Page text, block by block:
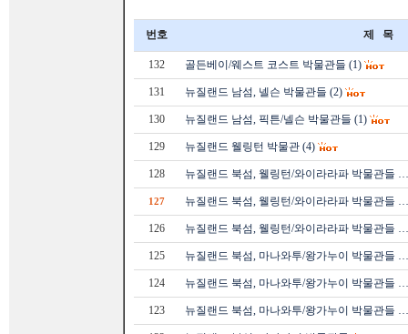
번호 제 목
132 골든베이/웨스트 코스트 박물관들 (1)
131 뉴질랜드 남섬, 넬슨 박물관들 (2)
130 뉴질랜드 남섬, 픽튼/넬슨 박물관들 (1)
129 뉴질랜드 웰링턴 박물관 (4)
128 뉴질랜드 북섬, 웰링턴/와이라라파 박물관들 …
127 뉴질랜드 북섬, 웰링턴/와이라라파 박물관들 …
126 뉴질랜드 북섬, 웰링턴/와이라라파 박물관들 …
125 뉴질랜드 북섬, 마나와투/왕가누이 박물관들 …
124 뉴질랜드 북섬, 마나와투/왕가누이 박물관들 …
123 뉴질랜드 북섬, 마나와투/왕가누이 박물관들 …